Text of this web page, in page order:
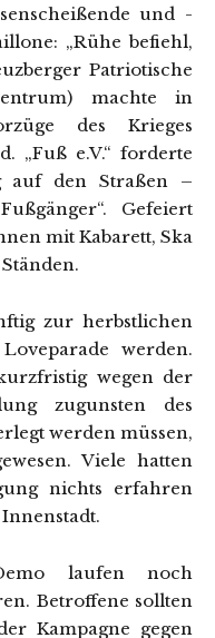
und -
„Rühe befiehl,
Patriotische
machte in
des Krieges
„Fuß e.V.“ forderte
auf den Straßen –
Gefeiert
mit Kabarett, Ska
zur herbstlichen
werden.
wegen der
zugunsten des
werden müssen,
Viele hatten
nichts erfahren
laufen noch
Betroffene sollten
Kampagne gegen